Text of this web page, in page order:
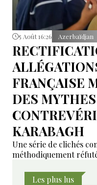
5 Août 16:26 Azerbaïdjan
FRANÇAISE
DES
KARABAGH
Une série de clichés
méthodiquement
Les plus lus